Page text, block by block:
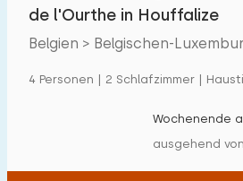
de l'Ourthe in Houffalize
Belgien > Belgischen-
4 Personen | 2 Schlafzimmer |
Wochenende
ausgehend